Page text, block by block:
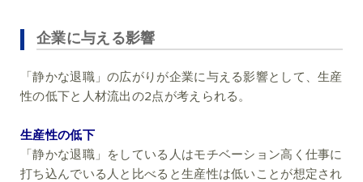
企業に与える影響
「静かな退職」の広がりが企業に与える影響として、生産
性の低下と人材流出の2点が考えられる。
生産性の低下
「静かな退職」をしている人はモチベーション高く仕事に
打ち込んでいる人と比べると生産性は低いことが想定され